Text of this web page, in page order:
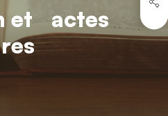
et actes